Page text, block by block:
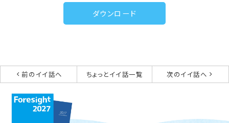
ダウンロード
前のイイ話へ ちょっとイイ話一覧 次のイイ話へ